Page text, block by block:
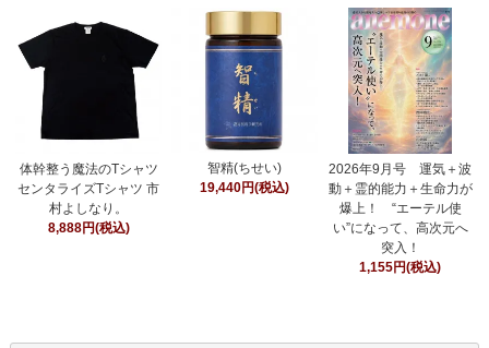
体幹整う魔法のTシャツ
センタライズTシャツ 市
村よしなり。
8,888円(税込)
智精(ちせい)
19,440円(税込)
2026年9月号 運気＋波
動＋霊的能力＋生命力が
爆上！ “エーテル使
い”になって、高次元へ
突入！
1,155円(税込)